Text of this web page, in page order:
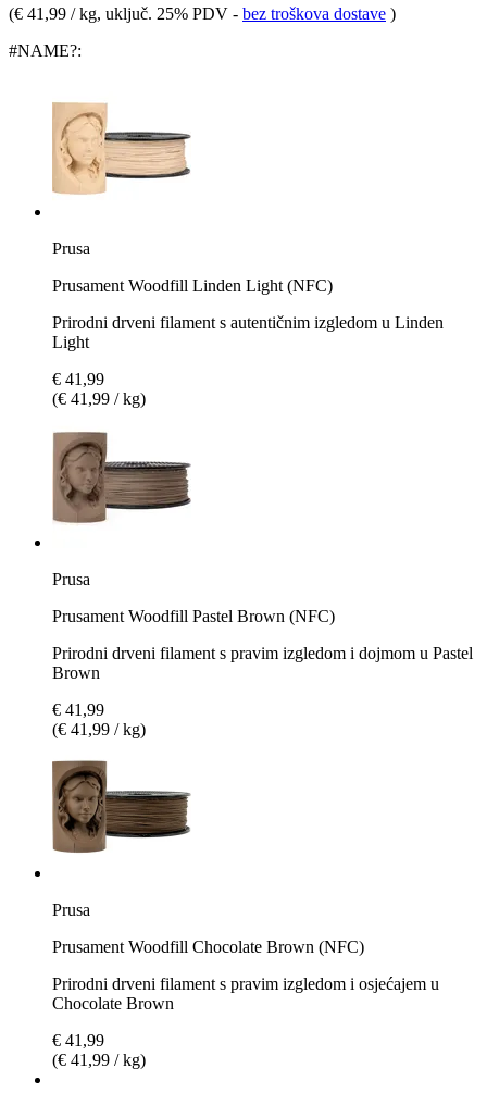
(€ 41,99 / kg, uključ. 25% PDV - bez troškova dostave )
#NAME?:
Prusa
Prusament Woodfill Linden Light (NFC)
Prirodni drveni filament s autentičnim izgledom u Linden
Light
€ 41,99
(€ 41,99 / kg)
Prusa
Prusament Woodfill Pastel Brown (NFC)
Prirodni drveni filament s pravim izgledom i dojmom u Pastel
Brown
€ 41,99
(€ 41,99 / kg)
Prusa
Prusament Woodfill Chocolate Brown (NFC)
Prirodni drveni filament s pravim izgledom i osjećajem u
Chocolate Brown
€ 41,99
(€ 41,99 / kg)